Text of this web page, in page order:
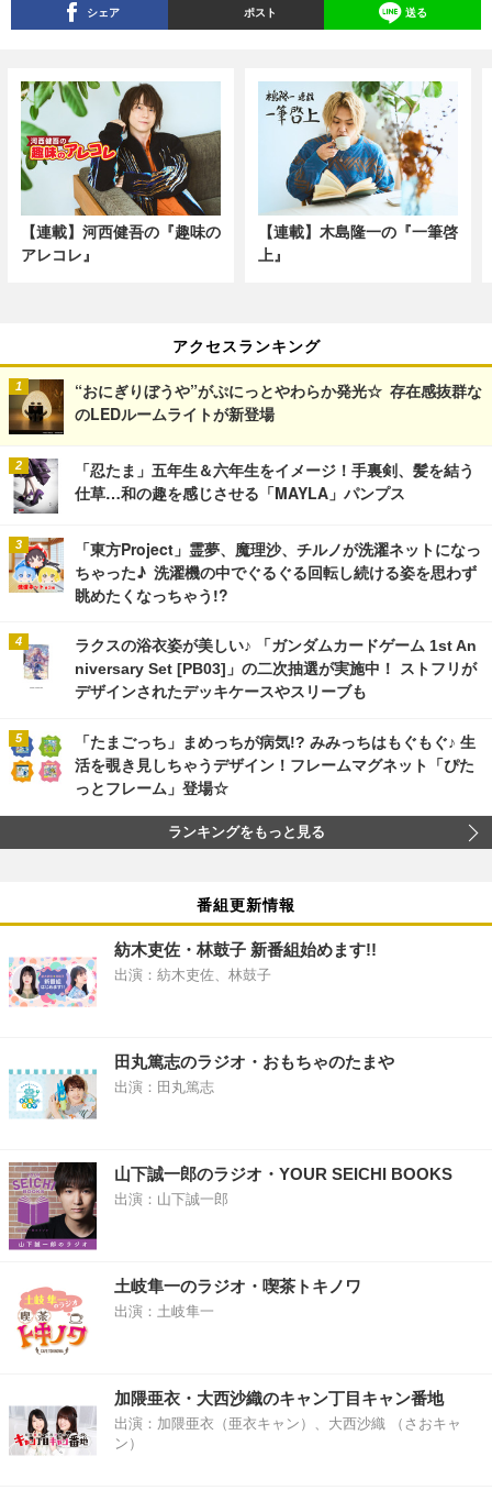
シェア ポスト 送る
【連載】河西健吾の『趣味の
アレコレ』
【連載】木島隆一の『一筆啓
上』
アクセスランキング
“おにぎりぼうや”がぷにっとやわらか発光☆ 存在感抜群な
のLEDルームライトが新登場
「忍たま」五年生＆六年生をイメージ！手裏剣、髪を結う
仕草…和の趣を感じさせる「MAYLA」パンプス
「東方Project」霊夢、魔理沙、チルノが洗濯ネットになっ
ちゃった♪ 洗濯機の中でぐるぐる回転し続ける姿を思わず
眺めたくなっちゃう!?
ラクスの浴衣姿が美しい♪ 「ガンダムカードゲーム 1st An
niversary Set [PB03]」の二次抽選が実施中！ ストフリが
デザインされたデッキケースやスリーブも
「たまごっち」まめっちが病気!? みみっちはもぐもぐ♪ 生
活を覗き見しちゃうデザイン！フレームマグネット「ぴた
っとフレーム」登場☆
ランキングをもっと見る
番組更新情報
紡木吏佐・林鼓子 新番組始めます!!
出演：紡木吏佐、林鼓子
田丸篤志のラジオ・おもちゃのたまや
出演：田丸篤志
山下誠一郎のラジオ・YOUR SEICHI BOOKS
出演：山下誠一郎
土岐隼一のラジオ・喫茶トキノワ
出演：土岐隼一
加隈亜衣・大西沙織のキャン丁目キャン番地
出演：加隈亜衣（亜衣キャン）、大西沙織 （さおキャ
ン）